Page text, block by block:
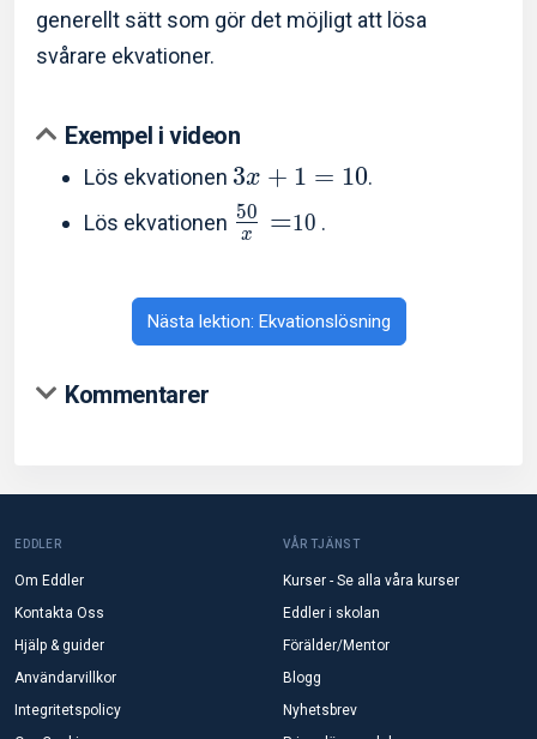
generellt sätt som gör det möjligt att lösa
svårare ekvationer.
Exempel i videon
Lös ekvationen 3x + 1 = 10.
Lös ekvationen
x
50 =10 .
Nästa lektion: Ekvationslösning
Kommentarer
EDDLER
Om Eddler
Kontakta Oss
Hjälp & guider
Användarvillkor
Integritetspolicy
VÅR TJÄNST
Kurser - Se alla våra kurser
Eddler i skolan
Förälder/Mentor
Blogg
Nyhetsbrev